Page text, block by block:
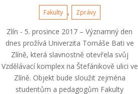
Fakulty , Zprávy
Zlín - 5. prosince 2017 – Významný den
dnes prožívá Univerzita Tomáše Bati ve
Zlíně, která slavnostně otevřela svůj
Vzdělávací komplex na Štefánikově ulici ve
Zlíně. Objekt bude sloužit zejména
studentům a pedagogům Fakulty